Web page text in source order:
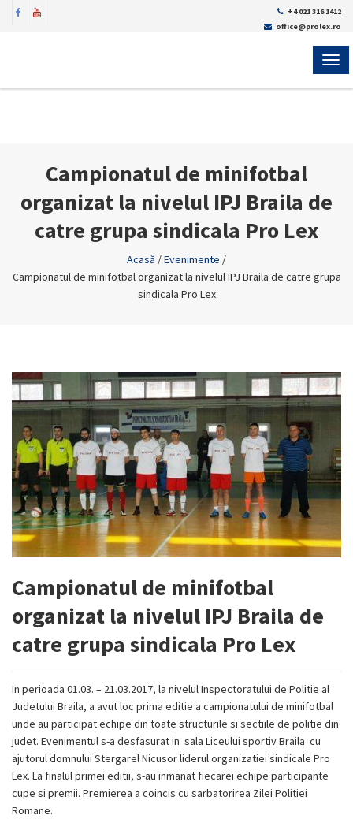
+4 021 316 1412
office@prolex.ro
Campionatul de minifotbal
organizat la nivelul IPJ Braila de
catre grupa sindicala Pro Lex
Acasă /Evenimente /
Campionatul de minifotbal organizat la nivelul IPJ Braila de catre grupa
sindicala Pro Lex
Campionatul de minifotbal
organizat la nivelul IPJ Braila de
catre grupa sindicala Pro Lex
In perioada 01.03. – 21.03.2017, la nivelul Inspectoratului de Politie al
Judetului Braila, a avut loc prima editie a campionatului de minifotbal
unde au participat echipe din toate structurile si sectiile de politie din
judet. Evenimentul s-a desfasurat in sala Liceului sportiv Braila cu
ajutorul domnului Stergarel Nicusor liderul organizatiei sindicale Pro
Lex. La finalul primei editii, s-au inmanat fiecarei echipe participante
cupe si premii. Premierea a coincis cu sarbatorirea Zilei Politiei
Romane.